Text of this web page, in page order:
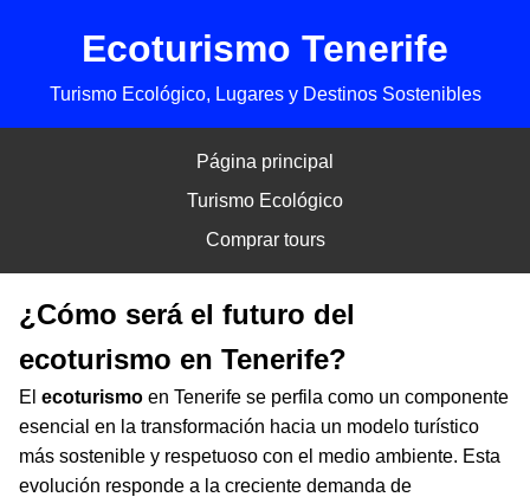
Ecoturismo Tenerife
Turismo Ecológico, Lugares y Destinos Sostenibles
Página principal
Turismo Ecológico
Comprar tours
¿Cómo será el futuro del
ecoturismo en Tenerife?
El ecoturismo en Tenerife se perfila como un componente
esencial en la transformación hacia un modelo turístico
más sostenible y respetuoso con el medio ambiente. Esta
evolución responde a la creciente demanda de